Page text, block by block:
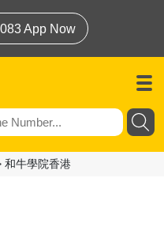
App Now
和牛學院香港